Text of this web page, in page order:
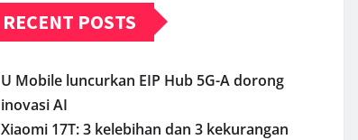
RECENT POSTS
U Mobile luncurkan EIP Hub 5G-A dorong
inovasi AI
Xiaomi 17T: 3 kelebihan dan 3 kekurangan